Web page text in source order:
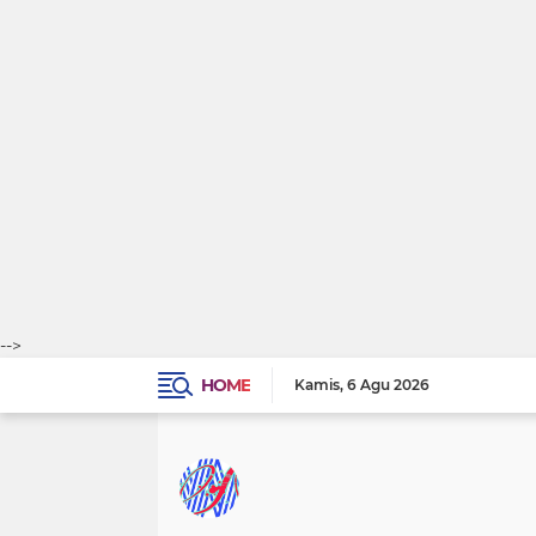
-->
HOME
Kamis 6 Agu 2026